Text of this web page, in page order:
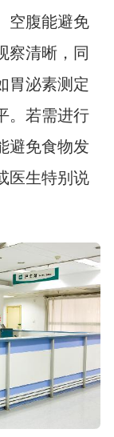
空腹能避免
察清晰，同
胃泌素测定
。若需进行
避免食物发
医生特别说